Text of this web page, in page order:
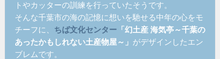
トやカッターの訓練を行っていたそうです。
そんな千葉市の海の記憶に想いを馳せる中年の心をモ
チーフに、 ちば文化センター 「幻土産 海気亭～千葉の
あったかもしれない土産物屋～」 がデザインしたエン
ブレムです。